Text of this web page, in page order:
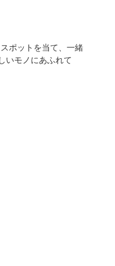
ポットを当て、一緒
いモノにあふれて